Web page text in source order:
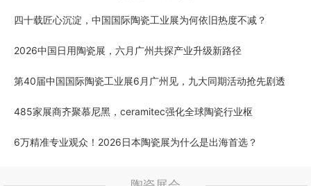
四十载匠心沉淀，中国国际陶瓷工业展为何依旧热度不减？
2026中国日用陶瓷展，六月广州共探产业升级新路径
第40届中国国际陶瓷工业展6月广州见，九大同期活动抢先剧透
485家展商齐聚慕尼黑，ceramitec强化全球陶瓷行业枢
6万精准专业观众！2026日本陶瓷展为什么是出海首选？